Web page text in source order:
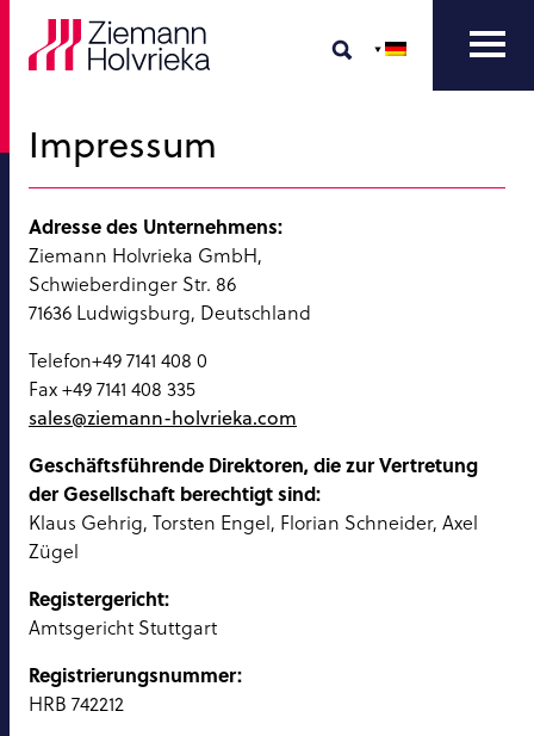
Impressum
Adresse des Unternehmens:
Ziemann Holvrieka GmbH,
Schwieberdinger Str. 86
71636 Ludwigsburg, Deutschland
Telefon+49 7141 408 0
Fax +49 7141 408 335
sales@ziemann-holvrieka.com
Geschäftsführende Direktoren, die zur Vertretung
der Gesellschaft berechtigt sind:
Klaus Gehrig, Torsten Engel, Florian Schneider, Axel
Zügel
Registergericht:
Amtsgericht Stuttgart
Registrierungsnummer:
HRB 742212